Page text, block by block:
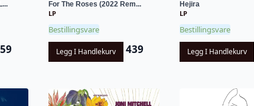
For The Roses (2022 Rem...
LP
Bestillingsvare
Legg I Handlekurv 439
Hejira
LP
Bestillingsvare
Legg I Handlekurv